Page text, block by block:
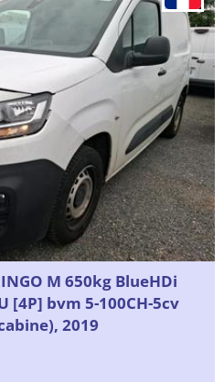
M 650kg BlueHDi
[4P] bvm 5-100CH-5cv
2019